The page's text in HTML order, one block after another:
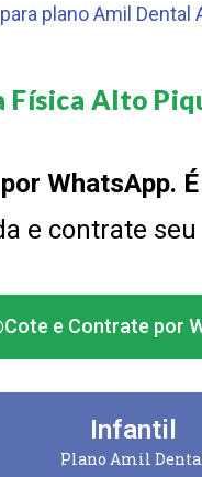
plano Amil Dental
Física Alto
WhatsApp.
e contrate
Cote e Contrate por
Infantil
Plano Amil